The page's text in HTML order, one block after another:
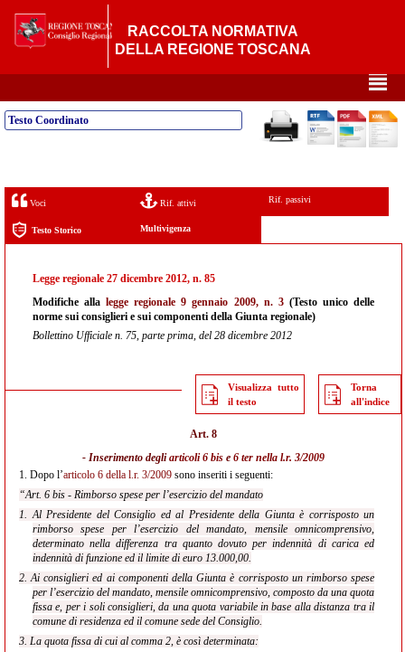
RACCOLTA NORMATIVA
DELLA REGIONE TOSCANA
²
Testo Coordinato
Voci Rif. attivi Rif. passivi
Testo Storico Multivigenza
Legge regionale 27 dicembre 2012, n. 85
Modifiche allalegge regionale 9 gennaio 2009, n. 3(Testo unico delle
norme sui consiglieri e sui componenti della Giunta regionale)
Bollettino Ufficiale n. 75, parte prima, del 28 dicembre 2012
Visualizza tutto
il testo
Torna
all'indice
Art. 8
- Inserimento degliarticoli 6 bis e 6 ter nella l.r. 3/2009
1. Dopo l’articolo 6 della l.r. 3/2009 sono inseriti i seguenti:
“Art. 6 bis - Rimborso spese per l’esercizio del mandato
1. Al Presidente del Consiglio ed al Presidente della Giunta è corrisposto un
rimborso spese per l’esercizio del mandato, mensile omnicomprensivo,
determinato nella differenza tra quanto dovuto per indennità di carica ed
indennità di funzione ed il limite di euro 13.000,00.
2. Ai consiglieri ed ai componenti della Giunta è corrisposto un rimborso spese
per l’esercizio del mandato, mensile omnicomprensivo, composto da una quota
fissa e, per i soli consiglieri, da una quota variabile in base alla distanza tra il
comune di residenza ed il comune sede del Consiglio.
3. La quota fissa di cui al comma 2, è così determinata: